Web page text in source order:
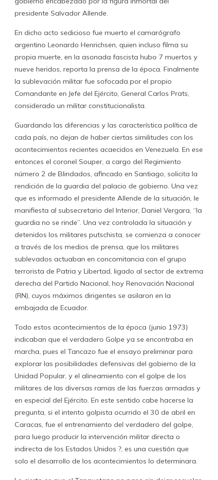
presidente Salvador Allende.
En dicho acto sedicioso fue muerto el camarógrafo
argentino Leonardo Henrichsen, quien incluso filma su
propia muerte, en la asonada fascista hubo 7 muertos y
nueve heridos, reporta la prensa de la época. Finalmente
la sublevación militar fue sofocada por el propio
Comandante en Jefe del Ejército, General Carlos Prats,
considerado un militar constitucionalista.
Guardando las diferencias y las característica política de
cada país, no dejan de haber ciertas similitudes con los
acontecimientos recientes acaecidos en Venezuela. En ese
entonces el coronel Souper, a cargo del Regimiento
número 2 de Blindados, afincado en Santiago, solicita la
rendición de la guardia del palacio de gobierno. Una vez
que es informado el presidente Allende de la situación, le
manifiesta al subsecretario del Interior, Daniel Vergara, “la
guardia no se rinde”. Una vez controlada la situación y
detenidos los militares putschista, se comienza a conocer
a través de los medios de prensa, que los militares
sublevados actuaban en concomitancia con el grupo
terrorista de Patria y Libertad, ligado al sector de extrema
derecha del Partido Nacional, hoy Renovación Nacional
(RN), cuyos máximos dirigentes se asilaron en la
embajada de Ecuador.
Todo estos acontecimientos de la época (junio 1973)
indicaban que el verdadero Golpe ya se encontraba en
marcha, pues el Tancazo fue el ensayo preliminar para
explorar las posibilidades defensivas del gobierno de la
Unidad Popular, y el alineamiento con el golpe de los
militares de las diversas ramas de las fuerzas armadas y
en especial del Ejército. En este sentido cabe hacerse la
pregunta, si el intento golpista ocurrido el 30 de abril en
Caracas, fue el entrenamiento del verdadero del golpe,
para luego producir la intervención militar directa o
indirecta de los Estados Unidos ?, es una cuestión que
solo el desarrollo de los acontecimientos lo determinara.